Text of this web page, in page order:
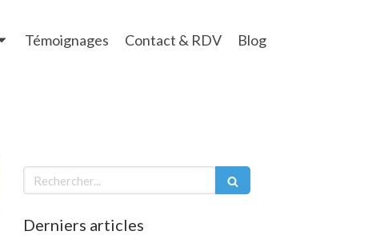
Témoignages Contact & RDV Blog
Rechercher
Derniers articles